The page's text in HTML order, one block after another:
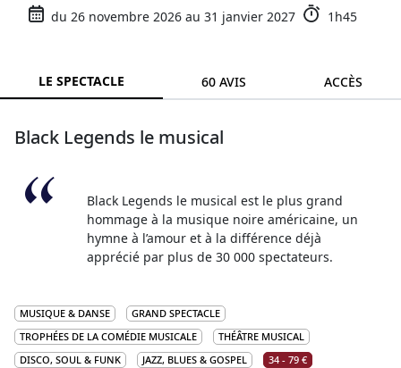
du 26 novembre 2026 au 31 janvier 2027 1h45
LE SPECTACLE 60 AVIS ACCÈS
Black Legends le musical
Black Legends le musical est le plus grand
hommage à la musique noire américaine, un
hymne à l’amour et à la différence déjà
apprécié par plus de 30 000 spectateurs.
MUSIQUE & DANSE
GRAND SPECTACLE
TROPHÉES DE LA COMÉDIE MUSICALE
THÉÂTRE MUSICAL
DISCO, SOUL & FUNK
JAZZ, BLUES & GOSPEL 34 - 79 €